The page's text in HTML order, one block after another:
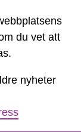
du vet att
nyheter